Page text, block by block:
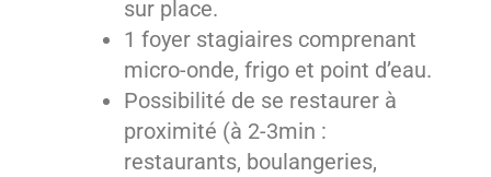
sur place.
1 foyer stagiaires comprenant
micro-onde, frigo et point d’eau.
Possibilité de se restaurer à
proximité (à 2-3min :
restaurants, boulangeries,